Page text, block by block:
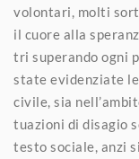
volontari, molti
il cuore alla
tri superando ogni
state evidenziate
civile, sia
tuazioni di disagio
testo sociale, anzi